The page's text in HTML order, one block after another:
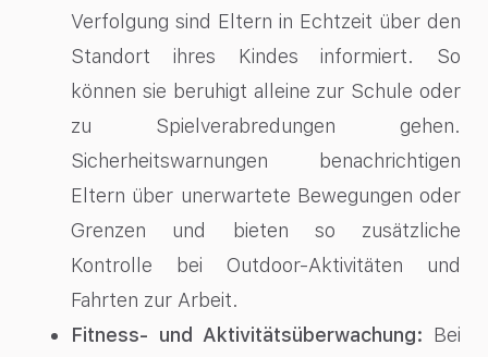
Verfolgung sind Eltern in Echtzeit über den
Standort ihres Kindes informiert. So
können sie beruhigt alleine zur Schule oder
zu Spielverabredungen gehen.
Sicherheitswarnungen benachrichtigen
Eltern über unerwartete Bewegungen oder
Grenzen und bieten so zusätzliche
Kontrolle bei Outdoor-Aktivitäten und
Fahrten zur Arbeit.
Fitness- und Aktivitätsüberwachung: Bei